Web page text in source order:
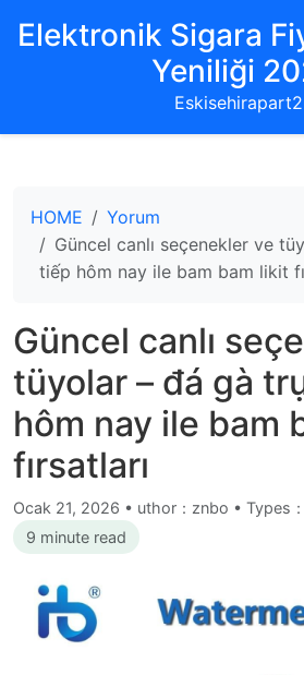
Elektronik Sigara
Yeniliği
HOME
Yorum
Güncel canlı seçenekler ve
tiếp hôm nay ile bam bam likit
Güncel canlı
tüyolar – đá gà
hôm nay ile bam
fırsatları
Ocak 21, 2026 • uthor：znbo • Types：
9 minute read